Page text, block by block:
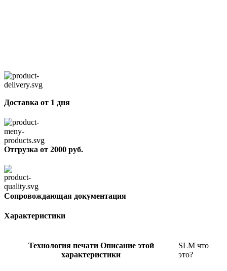
Доставка от 1 дня
Отгрузка от 2000 руб.
Сопровождающая документация
Характеристики
Технология печати Описание этой
характеристики
SLM что
это?